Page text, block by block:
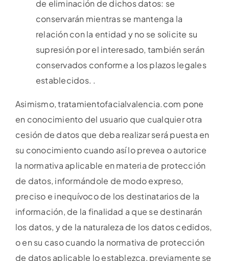
de eliminación de dichos datos: se
conservarán mientras se mantenga la
relación con la entidad y no se solicite su
supresión por el interesado, también serán
conservados conforme a los plazos legales
establecidos. .
Asimismo, tratamientofacialvalencia.com pone
en conocimiento del usuario que cualquier otra
cesión de datos que deba realizar será puesta en
su conocimiento cuando así lo prevea o autorice
la normativa aplicable en materia de protección
de datos, informándole de modo expreso,
preciso e inequívoco de los destinatarios de la
información, de la finalidad a que se destinarán
los datos, y de la naturaleza de los datos cedidos,
o en su caso cuando la normativa de protección
de datos aplicable lo establezca, previamente se